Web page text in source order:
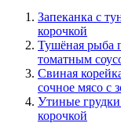
Запеканка с
корочкой
Тушёная рыба
томатным
Свиная
сочное мясо с
Утиные грудки
корочкой